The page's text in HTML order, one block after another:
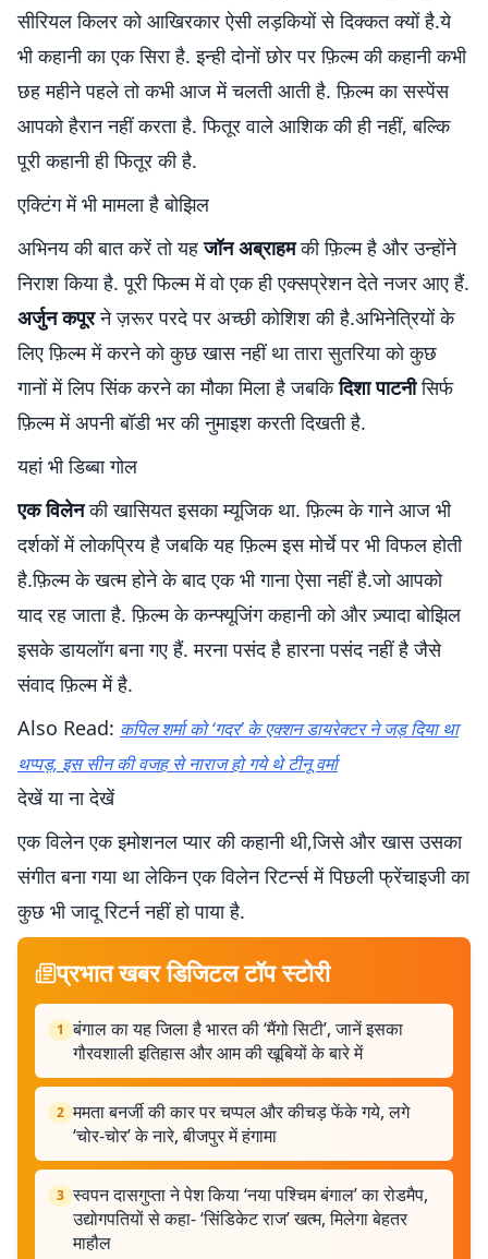
सीरियल किलर को आखिरकार ऐसी लड़कियों से दिक्कत क्यों है.ये
भी कहानी का एक सिरा है. इन्ही दोनों छोर पर फ़िल्म की कहानी कभी
छह महीने पहले तो कभी आज में चलती आती है. फ़िल्म का सस्पेंस
आपको हैरान नहीं करता है. फितूर वाले आशिक की ही नहीं, बल्कि
पूरी कहानी ही फितूर की है.
एक्टिंग में भी मामला है बोझिल
अभिनय की बात करें तो यहजॉन अब्राहमकी फ़िल्म है और उन्होंने
निराश किया है. पूरी फिल्म में वो एक ही एक्सप्रेशन देते नजर आए हैं.
अर्जुन कपूरने ज़रूर परदे पर अच्छी कोशिश की है.अभिनेत्रियों के
लिए फ़िल्म में करने को कुछ खास नहीं था तारा सुतरिया को कुछ
गानों में लिप सिंक करने का मौका मिला है जबकिदिशा पाटनीसिर्फ
फ़िल्म में अपनी बॉडी भर की नुमाइश करती दिखती है.
यहां भी डिब्बा गोल
एक विलेनकी खासियत इसका म्यूजिक था. फ़िल्म के गाने आज भी
दर्शकों में लोकप्रिय है जबकि यह फ़िल्म इस मोर्चे पर भी विफल होती
है.फ़िल्म के खत्म होने के बाद एक भी गाना ऐसा नहीं है.जो आपको
याद रह जाता है. फ़िल्म के कन्फ्यूजिंग कहानी को और ज़्यादा बोझिल
इसके डायलॉग बना गए हैं. मरना पसंद है हारना पसंद नहीं है जैसे
संवाद फ़िल्म में है.
Also Read: कपिल शर्मा को ‘गदर’ के एक्शन डायरेक्टर ने जड़ दिया था
थप्पड़, इस सीन की वजह से नाराज हो गये थे टीनू वर्मा
देखें या ना देखें
एक विलेन एक इमोशनल प्यार की कहानी थी,जिसे और खास उसका
संगीत बना गया था लेकिन एक विलेन रिटर्न्स में पिछली फ्रेंचाइजी का
कुछ भी जादू रिटर्न नहीं हो पाया है.
प्रभात खबर डिजिटल टॉप स्टोरी
1 बंगाल का यह जिला है भारत की ‘मैंगो सिटी’, जानें इसका
गौरवशाली इतिहास और आम की खूबियों के बारे में
2 ममता बनर्जी की कार पर चप्पल और कीचड़ फेंके गये, लगे
‘चोर-चोर’ के नारे, बीजपुर में हंगामा
3 स्वपन दासगुप्ता ने पेश किया ‘नया पश्चिम बंगाल’ का रोडमैप,
उद्योगपतियों से कहा- ‘सिंडिकेट राज’ खत्म, मिलेगा बेहतर
माहौल